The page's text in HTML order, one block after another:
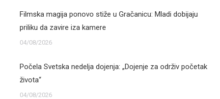
Filmska magija ponovo stiže u Gračanicu: Mladi dobijaju
priliku da zavire iza kamere
04/08/2026
Počela Svetska nedelja dojenja: „Dojenje za održiv početak
života“
04/08/2026